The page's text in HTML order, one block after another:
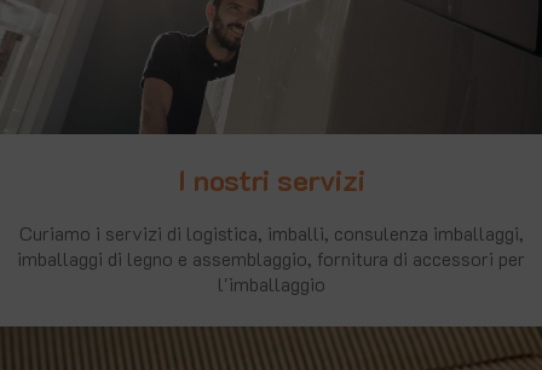
I nostri servizi
Curiamo i servizi di logistica, imballi, consulenza imballaggi,
imballaggi di legno e assemblaggio, fornitura di accessori per
l'imballaggio